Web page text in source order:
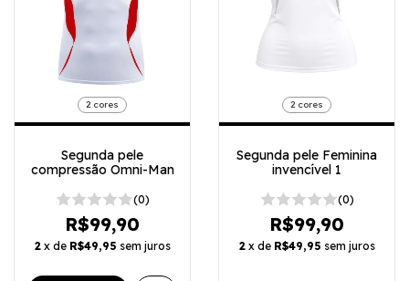
2 cores
Segunda pele
compressão Omni-Man
(0)
R$99,90
2 x de R$49,95 sem juros
2 cores
Segunda pele Feminina
invencível 1
(0)
R$99,90
2 x de R$49,95 sem juros